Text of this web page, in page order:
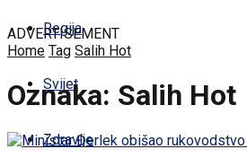
Regija
Svijet
Zdravlje
ADVERTISEMENT
Home Tag Salih Hot
Oznaka: Salih Hot